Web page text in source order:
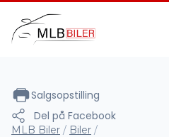
Salgsopstilling
Del på Facebook
MLB Biler / Biler /